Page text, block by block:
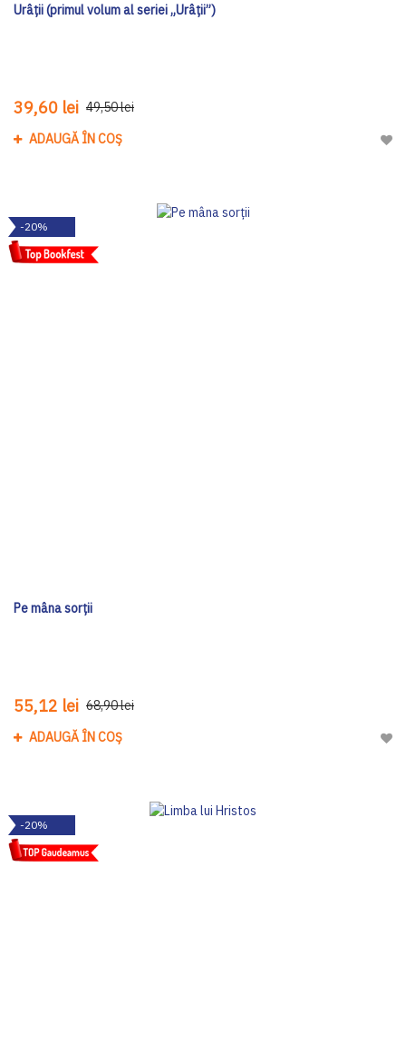
Urâții (primul volum al seriei „Urâții”)
39,60 lei 49,50 lei
ADAUGĂ ÎN COȘ
-20%
Pe mâna sorții
55,12 lei 68,90 lei
ADAUGĂ ÎN COȘ
-20%